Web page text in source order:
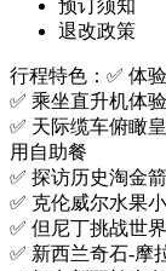
预订须知
退改政策
行程特色：✅ 体
✅ 乘坐直升机体
✅ 天际缆车俯瞰
用自助餐
✅ 探访历史淘金
✅ 克伦威尔水果
✅ 但尼丁挑战世
✅ 新西兰奇石-摩